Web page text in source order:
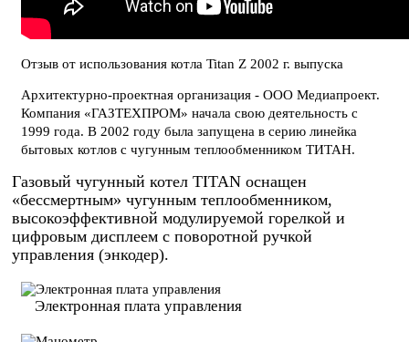
Отзыв от использования котла Titan Z 2002 г. выпуска
Архитектурно-проектная организация - ООО Медиапроект.
Компания «ГАЗТЕХПРОМ» начала свою деятельность с
1999 года. В 2002 году была запущена в серию линейка
бытовых котлов с чугунным теплообменником ТИТАН.
Газовый чугунный котел TITAN оснащен
«бессмертным» чугунным теплообменником,
высокоэффективной модулируемой горелкой и
цифровым дисплеем с поворотной ручкой
управления (энкодер).
Электронная плата управления